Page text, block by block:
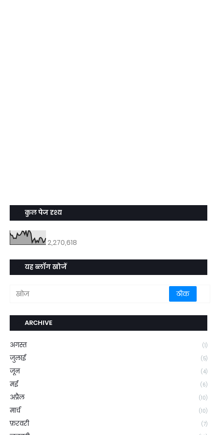
कुल पेज दृश्य
2,270,618
यह ब्लॉग खोजें
ARCHIVE
अगस्त (1)
जुलाई (5)
जून (4)
मई (6)
अप्रैल (10)
मार्च (10)
फ़रवरी (7)